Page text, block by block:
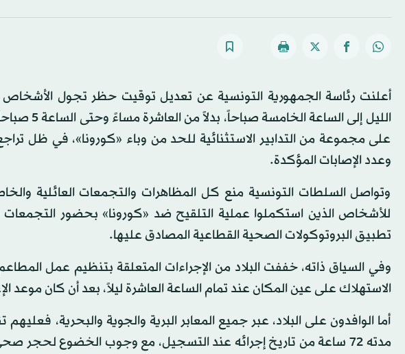
أعلنت رئاسة الجمهورية التونسية عن تعديل توقيت حظر تجول الأشخاص
الليل إلى
على مجموعة من التدابير الاستثنائية للحد من وباء «كورونا»، في ظل
وعدد الإصابات المؤكدة.
وتواصل السلطات التونسية منع كل المظاهرات والتجمعات العائلية
للأشخاص الذين استكملوا عملية التلقيح ضد «كورونا» بحضور التجمعات
تطبيق البروتوكولات الصحية القطاعية المصادق عليها.
وفي السياق ذاته، خففت البلاد من الإجراءات المتعلقة بتنظيم عمل
الاستهلاك على عين المكان عند تمام الساعة العاشرة ليلاً، بعد أن كان موعد
أما الوافدون على البلاد، عبر جميع المعابر البرية والجوية والبحرية،